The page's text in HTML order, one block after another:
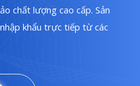
chất lượng cao cấp. Sản
khẩu trực tiếp từ các